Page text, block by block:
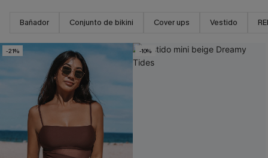
Bañador Conjunto de bikini Cover ups Vestido
-21% -10%